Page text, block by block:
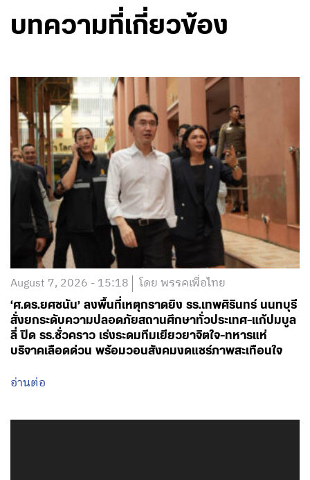
บทความที่เกี่ยวข้อง
August 7, 2026 - 15:18 โดย พรรคเพื่อไทย
‘ศ.ดร.ยศชนัน’ ลงพื้นที่เหตุกราดยิง รร.เทพศิรินทร์ นนทบุรี
สั่งยกระดับความปลอดภัยสถานศึกษาทั่วประเทศ-แก้ปมบูล
ลี่ ปิด รร.ชั่วคราว เร่งระดมทีมเยียวยาจิตใจ-ทหารแห่
บริจาคเลือดด่วน พร้อมวอนสังคมงดแชร์ภาพสะเทือนใจ
อ่านต่อ